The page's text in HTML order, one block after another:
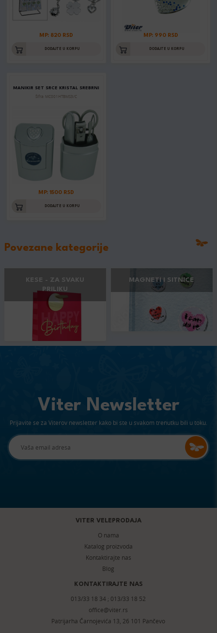
MP: 820 RSD
DODAJTE U KORPU
MP: 990 RSD
DODAJTE U KORPU
MANIKIR SET SRCE KRISTAL SREBRNI
Šifra: MC001HTBMS3/C
MP: 1500 RSD
DODAJTE U KORPU
Povezane kategorije
KESE - ZA SVAKU
PRILIKU
MAGNETI I SITNICE
Viter Newsletter
Prijavite se za Viterov newsletter kako bi ste u svakom trenutku bili u toku.
VITER VELEPRODAJA
O nama
Katalog proizvoda
Kontaktirajte nas
Blog
KONTAKTIRAJTE NAS
013/33 18 34 ; 013/33 18 52
office@viter.rs
Patrijarha Čarnojevića 13, 26 101 Pančevo